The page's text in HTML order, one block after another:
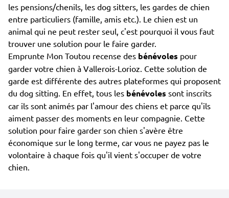
les pensions/chenils, les dog sitters, les gardes de chien
entre particuliers (famille, amis etc.). Le chien est un
animal qui ne peut rester seul, c'est pourquoi il vous faut
trouver une solution pour le faire garder.
Emprunte Mon Toutou recense des bénévoles pour
garder votre chien à Vallerois-Lorioz. Cette solution de
garde est différente des autres plateformes qui proposent
du dog sitting. En effet, tous les bénévoles sont inscrits
car ils sont animés par l'amour des chiens et parce qu'ils
aiment passer des moments en leur compagnie. Cette
solution pour faire garder son chien s'avère être
économique sur le long terme, car vous ne payez pas le
volontaire à chaque fois qu'il vient s'occuper de votre
chien.